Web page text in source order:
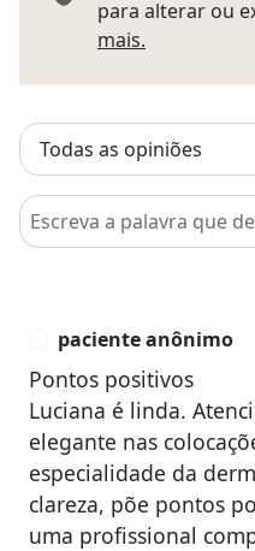
para alterar ou
mais.
Pesquisar em opiniões
paciente anônimo
Pontos positivos
Luciana é linda.
elegante nas
especialidade da
clareza, põe pontos
uma profissional